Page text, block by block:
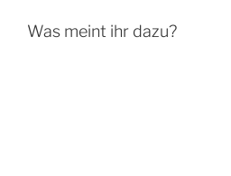
Was meint ihr dazu?